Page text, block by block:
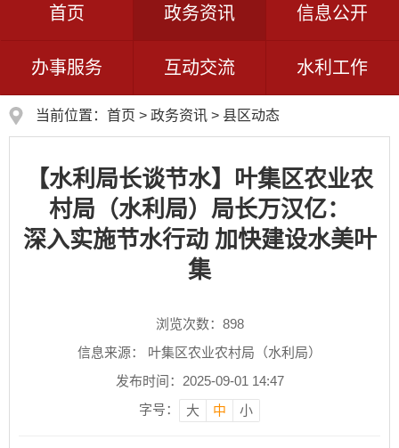
首页 政务资讯 信息公开
办事服务 互动交流 水利工作
当前位置： 首页 > 政务资讯 > 县区动态
【水利局长谈节水】叶集区农业农
村局（水利局）局长万汉亿：
深入实施节水行动 加快建设水美叶
集
浏览次数： 898
信息来源： 叶集区农业农村局（水利局）
发布时间：2025-09-01 14:47
字号：
大 中 小